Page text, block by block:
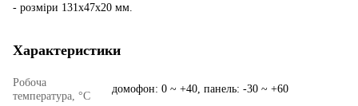
- розміри 131х47х20 мм.
Характеристики
Робоча
температура, °C
домофон: 0 ~ +40, панель: -30 ~ +60